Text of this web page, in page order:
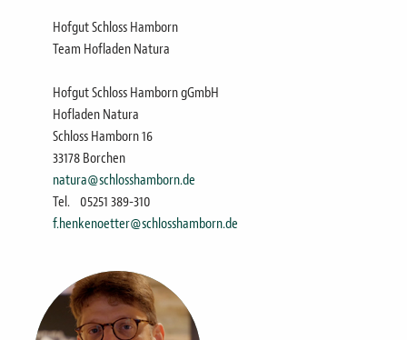
Hofgut Schloss Hamborn
Team Hofladen Natura
Hofgut Schloss Hamborn gGmbH
Hofladen Natura
Schloss Hamborn 16
33178 Borchen
natura@schlosshamborn.de
Tel.
05251 389-310
f.henkenoetter@schlosshamborn.de